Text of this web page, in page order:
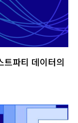
파티 데이터의